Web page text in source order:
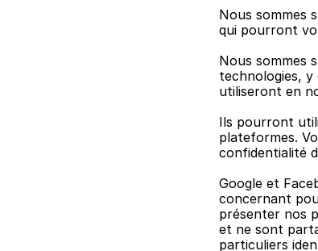
Nous sommes
qui pourront
Nous sommes
technologies, y
utiliseront en
Ils pourront
plateformes.
confidentialité
Google et
concernant
présenter nos
et ne sont
particuliers